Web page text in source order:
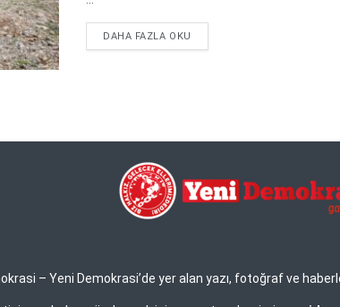
DAHA FAZLA OKU
– Yeni Demokrasi’de yer alan yazı, fotoğraf ve